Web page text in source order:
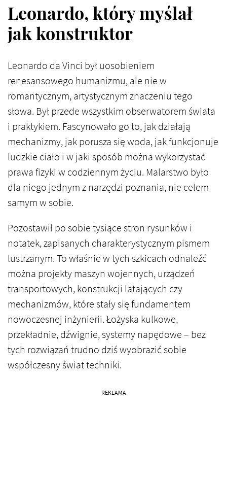
Leonardo, który myślał
jak konstruktor
Leonardo da Vinci był uosobieniem
renesansowego humanizmu, ale nie w
romantycznym, artystycznym znaczeniu tego
słowa. Był przede wszystkim obserwatorem świata
i praktykiem. Fascynowało go to, jak działają
mechanizmy, jak porusza się woda, jak funkcjonuje
ludzkie ciało i w jaki sposób można wykorzystać
prawa fizyki w codziennym życiu. Malarstwo było
dla niego jednym z narzędzi poznania, nie celem
samym w sobie.
Pozostawił po sobie tysiące stron rysunków i
notatek, zapisanych charakterystycznym pismem
lustrzanym. To właśnie w tych szkicach odnaleźć
można projekty maszyn wojennych, urządzeń
transportowych, konstrukcji latających czy
mechanizmów, które stały się fundamentem
nowoczesnej inżynierii. Łożyska kulkowe,
przekładnie, dźwignie, systemy napędowe – bez
tych rozwiązań trudno dziś wyobrazić sobie
współczesny świat techniki.
REKLAMA